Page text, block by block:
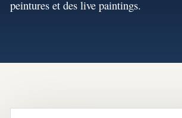
peintures et des live paintings.